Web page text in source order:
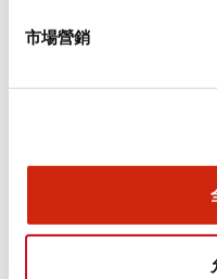
市場營銷
HS7A-DMC5915
DMC5915